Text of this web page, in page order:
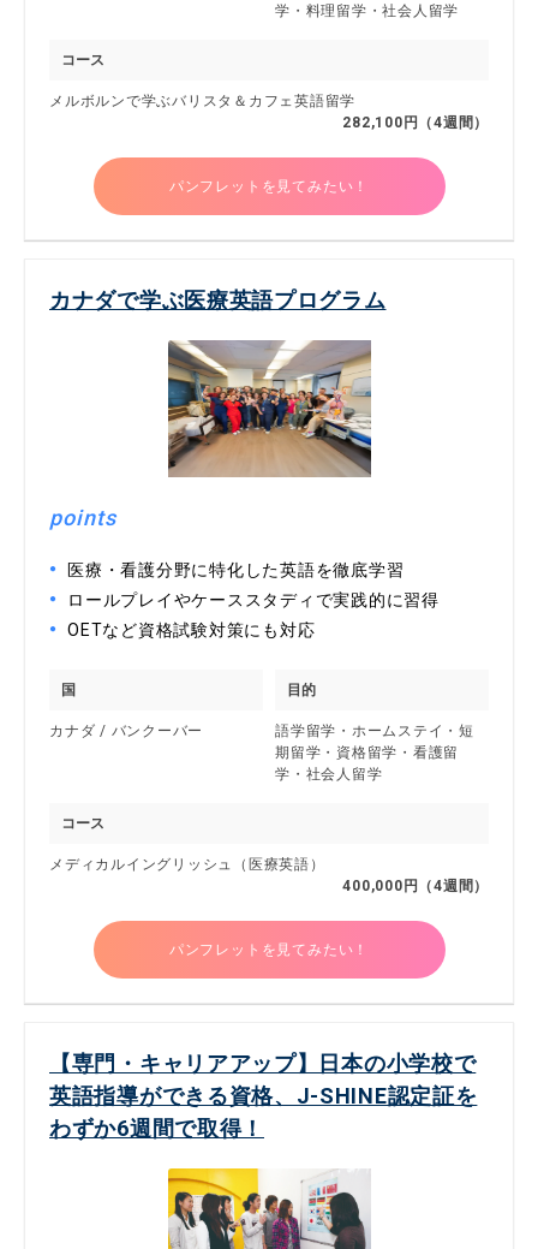
学・料理留学・社会人留学
コース
メルボルンで学ぶバリスタ＆カフェ英語留学
282,100円（4週間）
パンフレットを見てみたい！
カナダで学ぶ医療英語プログラム
points
医療・看護分野に特化した英語を徹底学習
ロールプレイやケーススタディで実践的に習得
OETなど資格試験対策にも対応
国
カナダ / バンクーバー
目的
語学留学・ホームステイ・短
期留学・資格留学・看護留
学・社会人留学
コース
メディカルイングリッシュ（医療英語）
400,000円（4週間）
パンフレットを見てみたい！
【専門・キャリアアップ】日本の小学校で
英語指導ができる資格、J-SHINE認定証を
わずか6週間で取得！